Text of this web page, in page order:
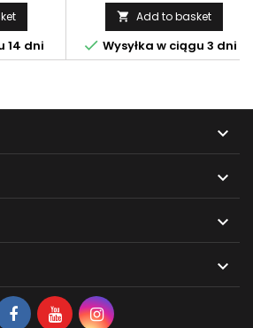
14 dni
 Add to basket
 Wysyłka w ciągu 3 dni



